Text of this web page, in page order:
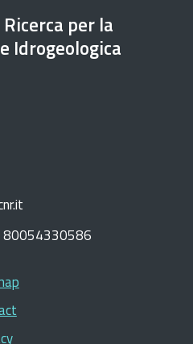
per la
Idrogeologica
80054330586